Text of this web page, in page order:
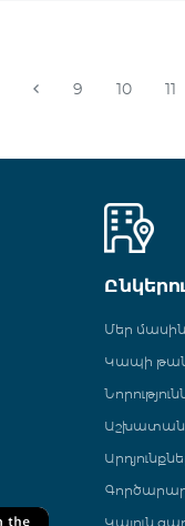
9 10 11
Մեր մասին
Կապի
Աշխատանք
Կայուն